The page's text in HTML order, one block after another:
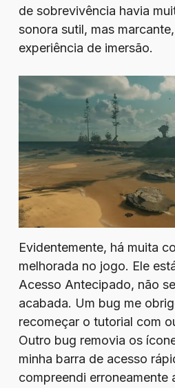
de sobrevivência havia
sonora sutil, mas
experiência de imersão.
Evidentemente, há muita
melhorada no jogo. Ele
Acesso Antecipado, não
acabada. Um bug me
recomeçar o tutorial com
Outro bug removia os
minha barra de acesso
compreendi erroneamente